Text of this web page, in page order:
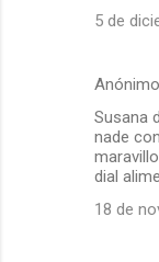
5 de
Susana
nade
dial
18 de